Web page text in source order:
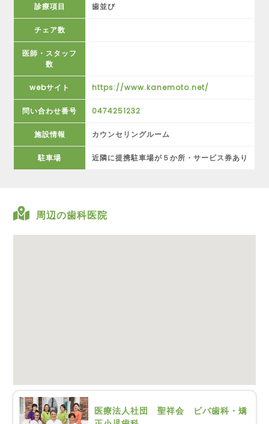
診療項目 歯並び
チェア数
医師・スタッフ
数
webサイト https://www.kanemoto.net/
問い合わせ番号 0474251232
施設情報 カウンセリングルーム
駐車場 近隣に提携駐車場が５か所・サービス券あり
周辺の歯科医院
医療法人社団 聖祥会 ビバ歯科・矯